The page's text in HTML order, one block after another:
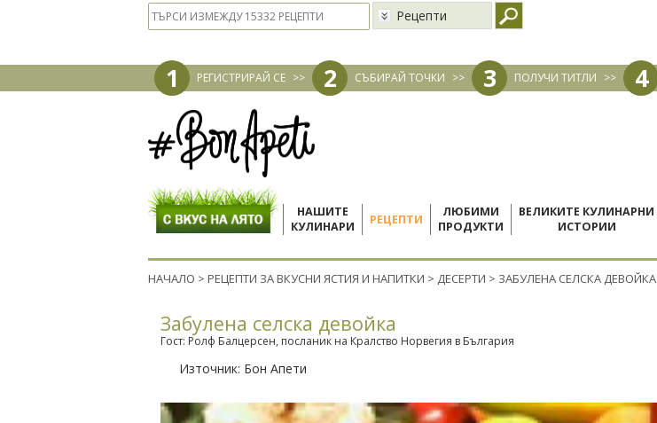
Рецепти
1 РЕГИСТРИРАЙ СЕ >> 2 СЪБИРАЙ ТОЧКИ >> 3 ПОЛУЧИ ТИТЛИ >> 4
НАШИТЕ
КУЛИНАРИ
РЕЦЕПТИ
ЛЮБИМИ
ПРОДУКТИ
ВЕЛИКИТЕ КУЛИНАРНИ
ИСТОРИИ
НАЧАЛО > РЕЦЕПТИ ЗА ВКУСНИ ЯСТИЯ И НАПИТКИ > ДЕСЕРТИ > ЗАБУЛЕНА СЕЛСКА ДЕВОЙКА
Забулена селска девойка
Гост: Ролф Балцерсен, посланик на Кралство Норвегия в България
Източник: Бон Апети